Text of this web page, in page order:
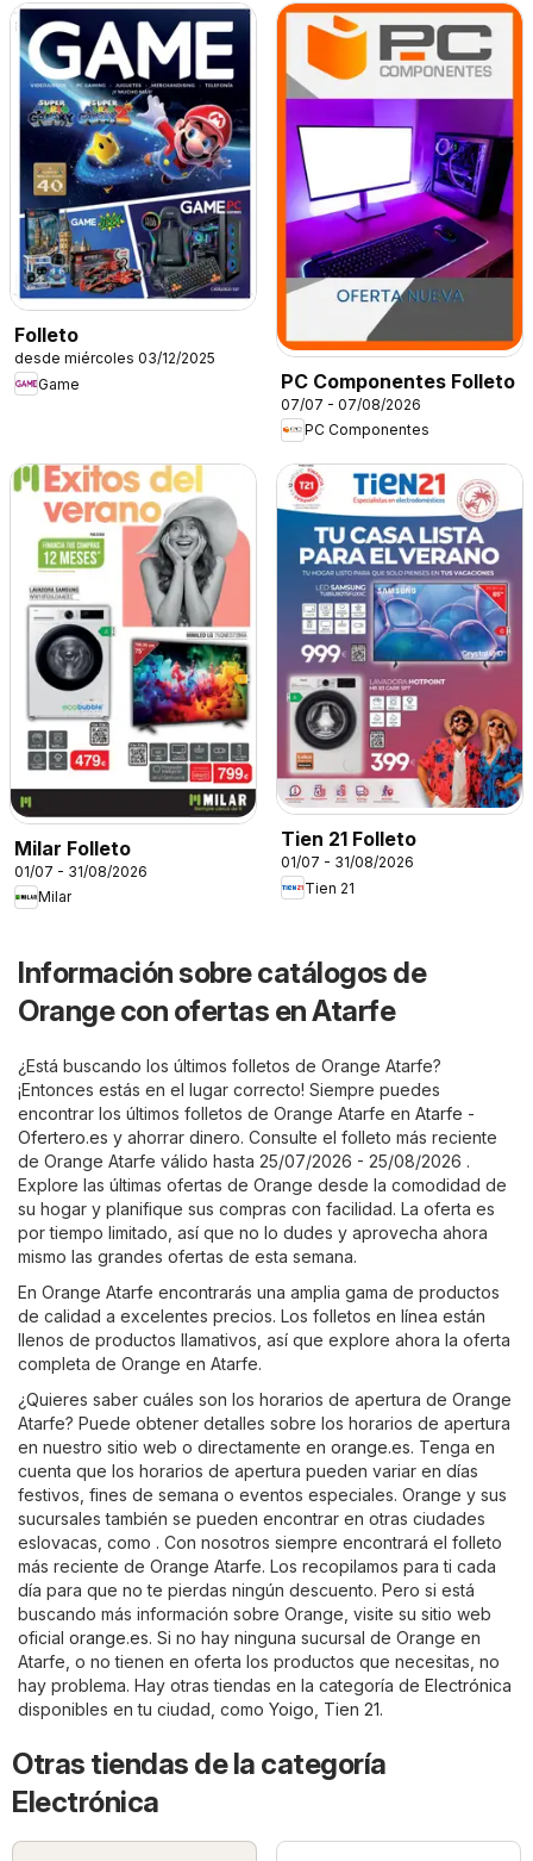
Folleto
desde miércoles 03/12/2025
Game
PC Componentes Folleto
07/07 - 07/08/2026
PC Componentes
Milar Folleto
01/07 - 31/08/2026
Milar
Tien 21 Folleto
01/07 - 31/08/2026
Tien 21
Información sobre catálogos de
Orange con ofertas en Atarfe
¿Está buscando los últimos folletos de Orange Atarfe?
¡Entonces estás en el lugar correcto! Siempre puedes
encontrar los últimos folletos de Orange Atarfe en Atarfe -
Ofertero.es y ahorrar dinero. Consulte el folleto más reciente
de Orange Atarfe válido hasta 25/07/2026 - 25/08/2026 .
Explore las últimas ofertas de Orange desde la comodidad de
su hogar y planifique sus compras con facilidad. La oferta es
por tiempo limitado, así que no lo dudes y aprovecha ahora
mismo las grandes ofertas de esta semana.
En Orange Atarfe encontrarás una amplia gama de productos
de calidad a excelentes precios. Los folletos en línea están
llenos de productos llamativos, así que explore ahora la oferta
completa de Orange en Atarfe.
¿Quieres saber cuáles son los horarios de apertura de Orange
Atarfe? Puede obtener detalles sobre los horarios de apertura
en nuestro sitio web o directamente en orange.es. Tenga en
cuenta que los horarios de apertura pueden variar en días
festivos, fines de semana o eventos especiales. Orange y sus
sucursales también se pueden encontrar en otras ciudades
eslovacas, como . Con nosotros siempre encontrará el folleto
más reciente de Orange Atarfe. Los recopilamos para ti cada
día para que no te pierdas ningún descuento. Pero si está
buscando más información sobre Orange, visite su sitio web
oficial orange.es. Si no hay ninguna sucursal de Orange en
Atarfe, o no tienen en oferta los productos que necesitas, no
hay problema. Hay otras tiendas en la categoría de Electrónica
disponibles en tu ciudad, como Yoigo Tien 21.
Otras tiendas de la categoría
Electrónica